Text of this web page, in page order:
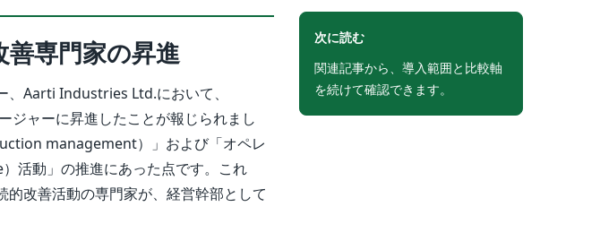
専門家の昇進
、Aarti Industries Ltd.において、
ジャーに昇進したことが報じられまし
management）」および「オペレ
活動」の推進にあった点です。これ
改善活動の専門家が、経営幹部として
次に読む
関連記事から、導入範囲と比較軸
を続けて確認できます。